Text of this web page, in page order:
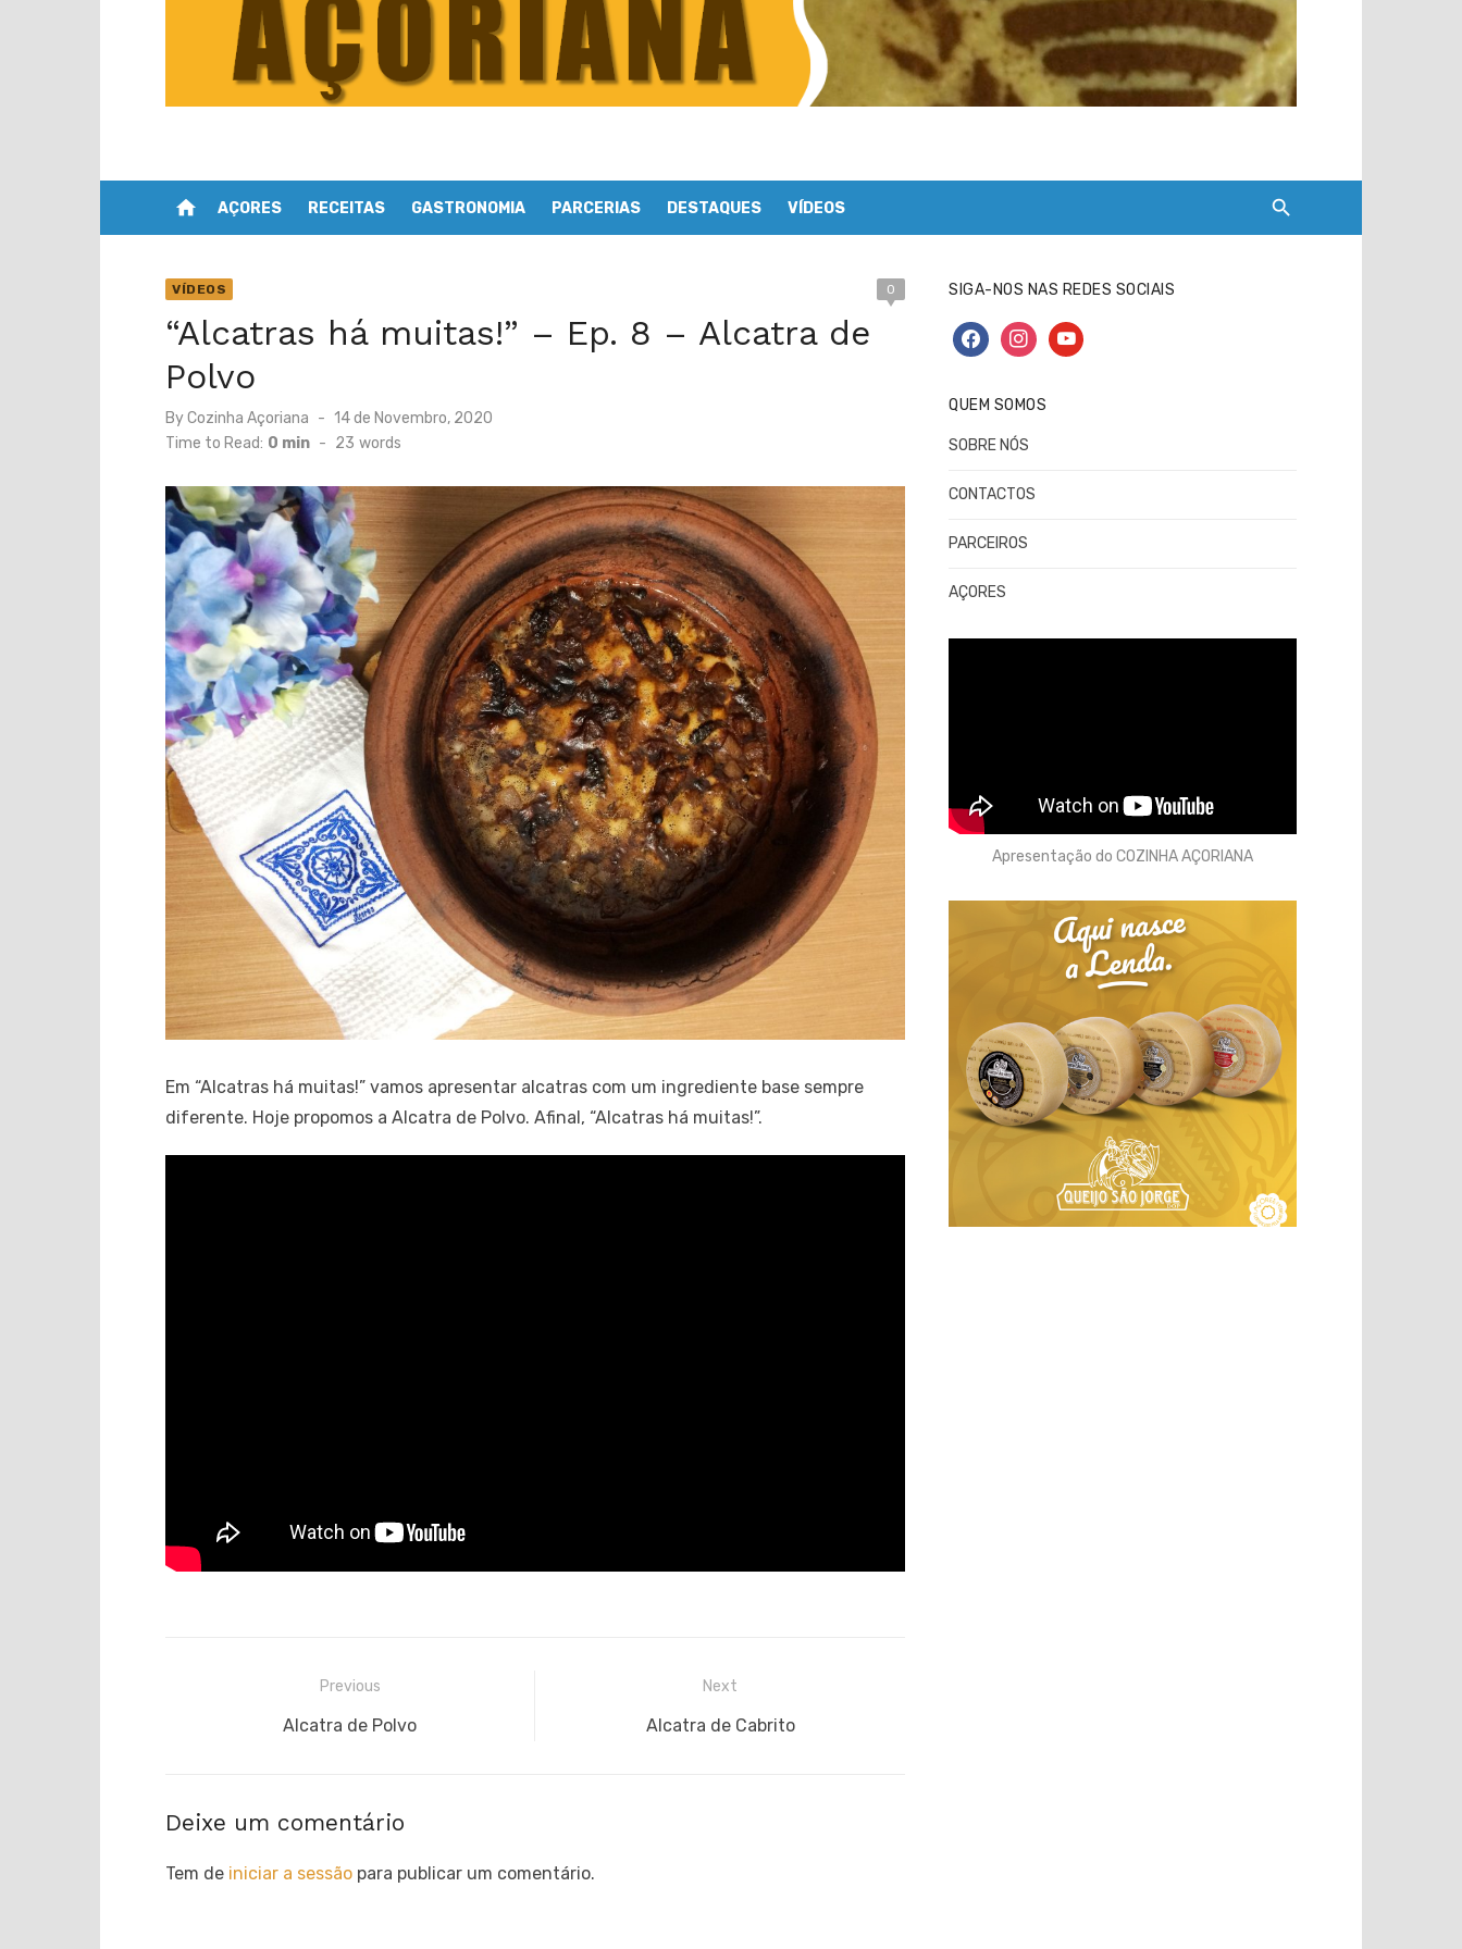
home AÇORES RECEITAS GASTRONOMIA PARCERIAS DESTAQUES VÍDEOS
VÍDEOS 0
“Alcatras há muitas!” – Ep. 8 – Alcatra de
Polvo
ByCozinha Açoriana
Posted
on
14 de Novembro, 2020
Time to Read: 0 min - 23 words
Em “Alcatras há muitas!” vamos apresentar alcatras com um ingrediente base sempre
diferente. Hoje propomos a Alcatra de Polvo. Afinal, “Alcatras há muitas!”.
NavegaçãoPrevious
Previous
Alcatra de Polvo
Next
Next
Alcatra de Cabrito
Deixe um comentário
Tem de iniciar a sessão para publicar um comentário.
SIGA-NOS NAS REDES SOCIAIS
facebookinstagramyoutube
QUEM SOMOS
SOBRE NÓS
CONTACTOS
PARCEIROS
AÇORES
Apresentação do COZINHA AÇORIANA